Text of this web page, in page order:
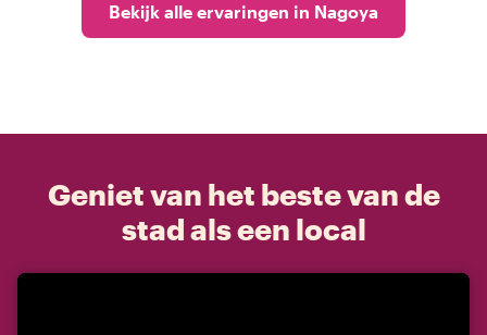
Bekijk alle ervaringen in Nagoya
Geniet van het beste van de
stad als een local